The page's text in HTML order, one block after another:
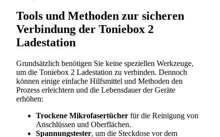
Tools und Methoden zur sicheren
Verbindung der Toniebox 2
Ladestation
Grundsätzlich benötigen Sie keine speziellen Werkzeuge,
um die Toniebox 2 Ladestation zu verbinden. Dennoch
können einige einfache Hilfsmittel und Methoden den
Prozess erleichtern und die Lebensdauer der Geräte
erhöhen:
Trockene Mikrofasertücher für die Reinigung von
Anschlüssen und Oberflächen.
Spannungstester, um die Steckdose vor dem